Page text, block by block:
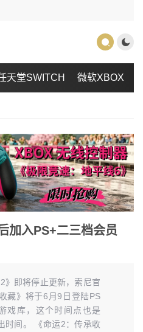
天堂SWITCH 微软XBOX
加入PS+二三档会员
》即将停止更新，索尼官
藏》将于6月9日登陆PS
戏库，这个时间点也是
时间。 《命运2：传承收